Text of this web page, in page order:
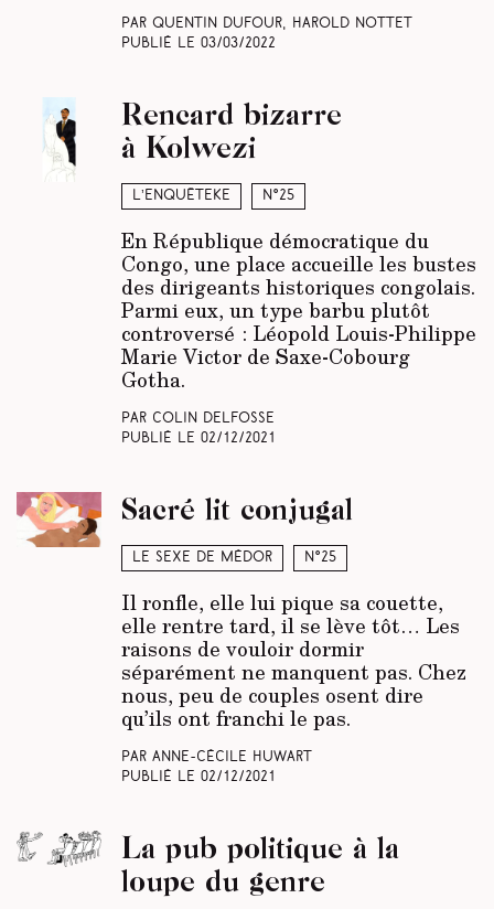
Par Quentin Dufour, Harold Nottet
Publié le 03/03/2022
L’enquêteke N°25
Rencard bizarre
à Kolwezi
En République démocratique du
Congo, une place accueille les bustes
des dirigeants historiques congolais.
Parmi eux, un type barbu plutôt
controversé : Léopold Louis-Philippe
Marie Victor de Saxe-Cobourg
Gotha.
Par Colin Delfosse
Publié le 02/12/2021
Le sexe de Médor N°25
Sacré lit conjugal
Il ronfle, elle lui pique sa couette,
elle rentre tard, il se lève tôt… Les
raisons de vouloir dormir
séparément ne manquent pas. Chez
nous, peu de couples osent dire
qu’ils ont franchi le pas.
Par Anne-Cécile Huwart
Publié le 02/12/2021
La pub politique à la
loupe du genre